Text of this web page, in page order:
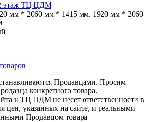
этаж ТЦ ЦДМ
мм * 2060 мм * 1415 мм, 1920 мм * 2060
Продавцами. Просим
конкретного товара.
и ТЦ ЦДМ не несет ответственности в
цен, указанных на сайте, и реальными
Продавцом товара